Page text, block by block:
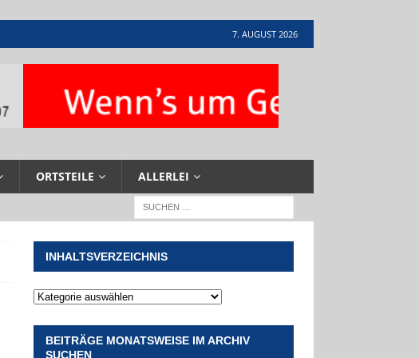
7. AUGUST 2026
ORTSTEILE ALLERLEI
INHALTSVERZEICHNIS
BEITRÄGE MONATSWEISE IM ARCHIV
SUCHEN